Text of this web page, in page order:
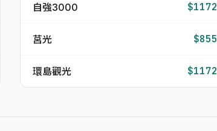
自強3000 $1172
莒光 $855
環島觀光 $1172